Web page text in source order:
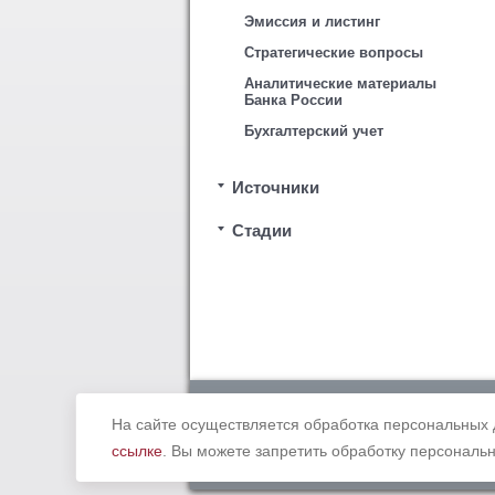
Эмиссия и листинг
Стратегические вопросы
Аналитические материалы
Банка России
Бухгалтерский учет
Источники
Стадии
законодательством Российской Федерации.
На сайте осуществляется обработка
ссылке. Вы можете запретить обработку